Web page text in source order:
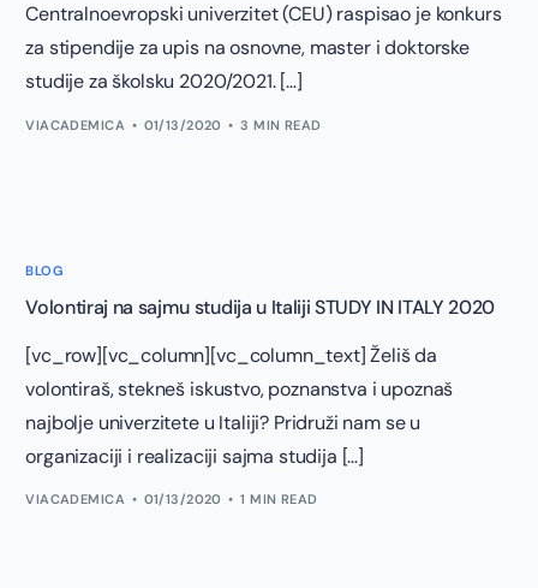
Centralnoevropski univerzitet (CEU) raspisao je konkurs
za stipendije za upis na osnovne, master i doktorske
studije za školsku 2020/2021. […]
VIACADEMICA 01/13/2020 3 MIN READ
BLOG
Volontiraj na sajmu studija u Italiji STUDY IN ITALY 2020
[vc_row][vc_column][vc_column_text] Želiš da
volontiraš, stekneš iskustvo, poznanstva i upoznaš
najbolje univerzitete u Italiji? Pridruži nam se u
organizaciji i realizaciji sajma studija […]
VIACADEMICA 01/13/2020 1 MIN READ